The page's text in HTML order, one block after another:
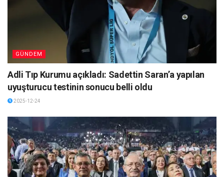
GÜNDEM
Adli Tıp Kurumu açıkladı: Sadettin Saran’a yapılan
uyuşturucu testinin sonucu belli oldu
2025-12-24